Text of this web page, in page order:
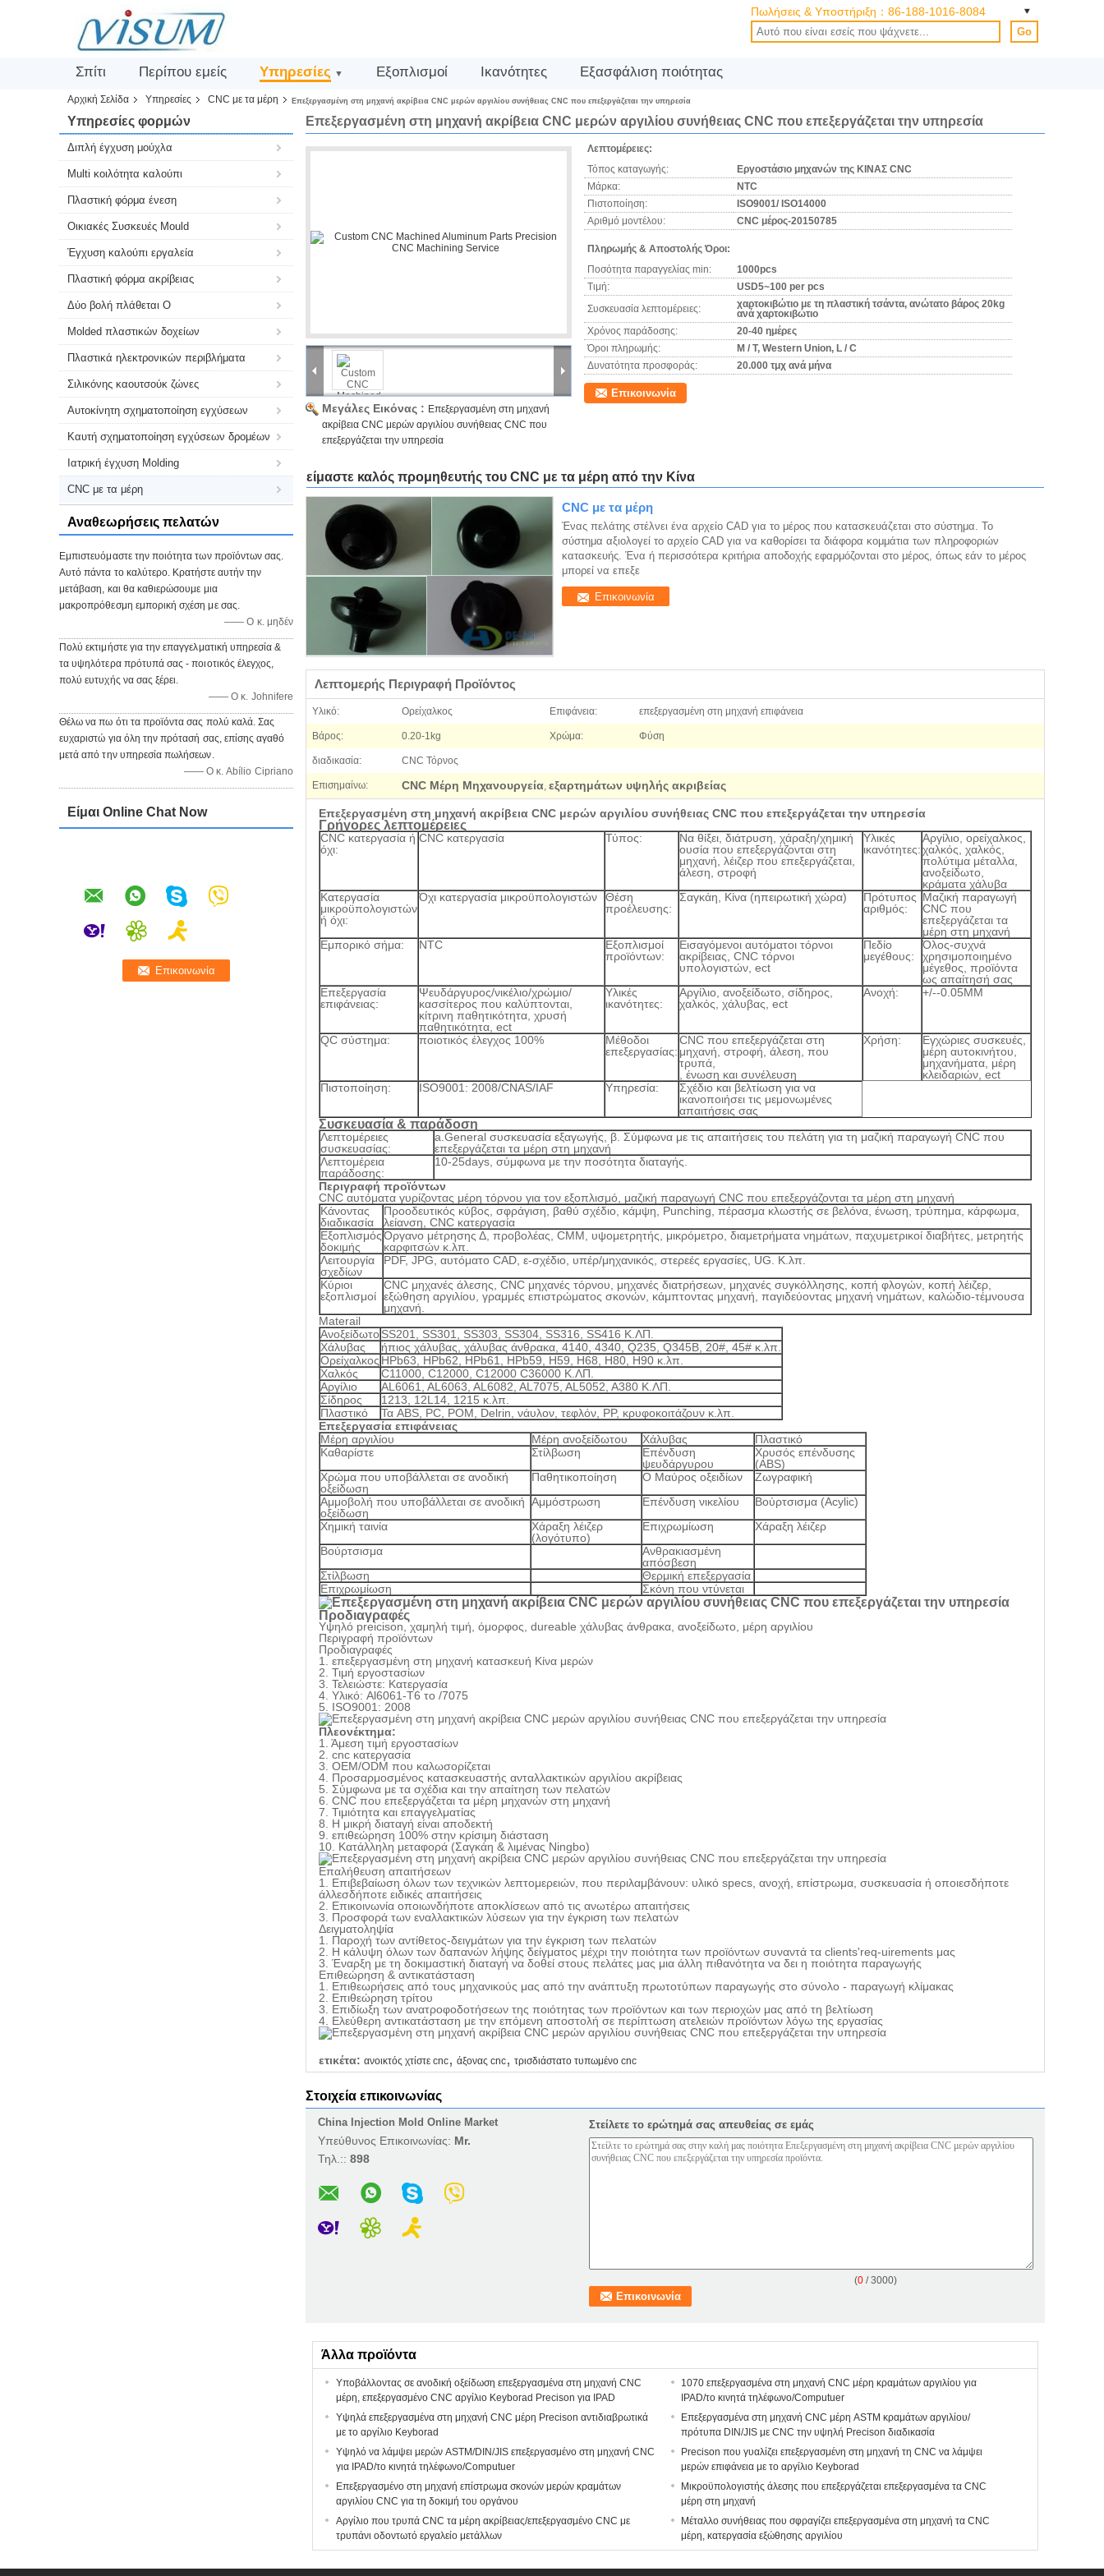
Πωλήσεις & Υποστήριξη： 86-188-1016-8084
Go
Σπίτι Περίπου εμείς Υπηρεσίες ▼ Εξοπλισμοί Ικανότητες Εξασφάλιση ποιότητας
Αρχική Σελίδα Υπηρεσίες CNC με τα μέρη Επεξεργασμένη στη μηχανή ακρίβεια CNC μερών αργιλίου συνήθειας CNC που επεξεργάζεται την υπηρεσία
Υπηρεσίες φορμών
Διπλή έγχυση μούχλα
Multi κοιλότητα καλούπι
Πλαστική φόρμα ένεση
Οικιακές Συσκευές Mould
Έγχυση καλούπι εργαλεία
Πλαστική φόρμα ακρίβειας
Δύο βολή πλάθεται Ο
Molded πλαστικών δοχείων
Πλαστικά ηλεκτρονικών περιβλήματα
Σιλικόνης καουτσούκ ζώνες
Αυτοκίνητη σχηματοποίηση εγχύσεων
Καυτή σχηματοποίηση εγχύσεων δρομέων
Ιατρική έγχυση Molding
CNC με τα μέρη
Αναθεωρήσεις πελατών
Εμπιστευόμαστε την ποιότητα των προϊόντων σας.
Αυτό πάντα το καλύτερο. Κρατήστε αυτήν την
μετάβαση, και θα καθιερώσουμε μια
μακροπρόθεσμη εμπορική σχέση με σας.
—— Ο κ. μηδέν
Πολύ εκτιμήστε για την επαγγελματική υπηρεσία &
τα υψηλότερα πρότυπά σας - ποιοτικός έλεγχος,
πολύ ευτυχής να σας ξέρει.
—— Ο κ. Johnifere
Θέλω να πω ότι τα προϊόντα σας πολύ καλά. Σας
ευχαριστώ για όλη την πρότασή σας, επίσης αγαθό
μετά από την υπηρεσία πωλήσεων.
—— Ο κ. Abílio Cipriano
Είμαι Online Chat Now
Επεξεργασμένη στη μηχανή ακρίβεια CNC μερών αργιλίου συνήθειας CNC που επεξεργάζεται την υπηρεσία
Μεγάλες Εικόνας : Επεξεργασμένη στη μηχανή
ακρίβεια CNC μερών αργιλίου συνήθειας CNC που
επεξεργάζεται την υπηρεσία
Λεπτομέρειες:
Τόπος καταγωγής:
Εργοστάσιο μηχανών της ΚΙΝΑΣ CNC
Μάρκα:
NTC
Πιστοποίηση:
ISO9001/ ISO14000
Αριθμό μοντέλου:
CNC μέρος-20150785
Πληρωμής & Αποστολής Όροι:
Ποσότητα παραγγελίας min:
1000pcs
Τιμή:
USD5~100 per pcs
Συσκευασία λεπτομέρειες:
χαρτοκιβώτιο με τη πλαστική τσάντα, ανώτατο βάρος 20kg
ανά χαρτοκιβώτιο
Χρόνος παράδοσης:
20-40 ημέρες
Όροι πληρωμής:
Μ / Τ, Western Union, L / C
Δυνατότητα προσφοράς:
20.000 τμχ ανά μήνα
Επικοινωνία
είμαστε καλός προμηθευτής του CNC με τα μέρη από την Κίνα
CNC με τα μέρη
Ένας πελάτης στέλνει ένα αρχείο CAD για το μέρος που κατασκευάζεται στο σύστημα. Το
σύστημα αξιολογεί το αρχείο CAD για να καθορίσει τα διάφορα κομμάτια των πληροφοριών
κατασκευής. Ένα ή περισσότερα κριτήρια αποδοχής εφαρμόζονται στο μέρος, όπως εάν το μέρος
μπορεί να επεξε
Επικοινωνία
Λεπτομερής Περιγραφή Προϊόντος
Υλικό: Ορείχαλκος Επιφάνεια: επεξεργασμένη στη μηχανή επιφάνεια
Βάρος: 0.20-1kg Χρώμα: Φύση
διαδικασία: CNC Τόρνος
Επισημαίνω: CNC Μέρη Μηχανουργεία, εξαρτημάτων υψηλής ακριβείας
Επεξεργασμένη στη μηχανή ακρίβεια CNC μερών αργιλίου συνήθειας CNC που επεξεργάζεται την υπηρεσία
Γρήγορες λεπτομέρειες
CNC κατεργασία ή
όχι:
CNC κατεργασία Τύπος:
Να θίξει, διάτρυση, χάραξη/χημική
ουσία που επεξεργάζονται στη
μηχανή, λέιζερ που επεξεργάζεται,
άλεση, στροφή
Υλικές
ικανότητες:
Αργίλιο, ορείχαλκος,
χαλκός, χαλκός,
πολύτιμα μέταλλα,
ανοξείδωτο,
κράματα χάλυβα
Κατεργασία
μικροϋπολογιστών
ή όχι:
Όχι κατεργασία μικροϋπολογιστών
Θέση
προέλευσης:
Σαγκάη, Κίνα (ηπειρωτική χώρα)
Πρότυπος
αριθμός:
Μαζική παραγωγή
CNC που
επεξεργάζεται τα
μέρη στη μηχανή
Εμπορικό σήμα:
NTC
Εξοπλισμοί
προϊόντων:
Εισαγόμενοι αυτόματοι τόρνοι
ακρίβειας, CNC τόρνοι
υπολογιστών, ect
Πεδίο
μεγέθους:
Όλος-συχνά
χρησιμοποιημένο
μέγεθος, προϊόντα
ως απαίτησή σας
Επεξεργασία
επιφάνειας:
Ψευδάργυρος/νικέλιο/χρώμιο/
κασσίτερος που καλύπτονται,
κίτρινη παθητικότητα, χρυσή
παθητικότητα, ect
Υλικές
ικανότητες:
Αργίλιο, ανοξείδωτο, σίδηρος,
χαλκός, χάλυβας, ect
Ανοχή: +/--0.05MM
QC σύστημα: ποιοτικός έλεγχος 100%
Μέθοδοι
επεξεργασίας:
CNC που επεξεργάζεται στη
μηχανή, στροφή, άλεση, που
τρυπά,
, ένωση και συνέλευση
Χρήση:
Εγχώριες συσκευές,
μέρη αυτοκινήτου,
μηχανήματα, μέρη
κλειδαριών, ect
Πιστοποίηση:
ISO9001: 2008/CNAS/IAF Υπηρεσία:
Σχέδιο και βελτίωση για να
ικανοποιήσει τις μεμονωμένες
απαιτήσεις σας
Συσκευασία & παράδοση
Λεπτομέρειες
συσκευασίας:
a.General συσκευασία εξαγωγής, β. Σύμφωνα με τις απαιτήσεις του πελάτη για τη μαζική παραγωγή CNC που
επεξεργάζεται τα μέρη στη μηχανή
Λεπτομέρεια
παράδοσης:
10-25days, σύμφωνα με την ποσότητα διαταγής.
Περιγραφή προϊόντων
CNC αυτόματα γυρίζοντας μέρη τόρνου για τον εξοπλισμό, μαζική παραγωγή CNC που επεξεργάζονται τα μέρη στη μηχανή
Κάνοντας
διαδικασία
Προοδευτικός κύβος, σφράγιση, βαθύ σχέδιο, κάμψη, Punching, πέρασμα κλωστής σε βελόνα, ένωση, τρύπημα, κάρφωμα,
λείανση, CNC κατεργασία
Εξοπλισμός
δοκιμής
Όργανο μέτρησης Δ, προβολέας, CMM, υψομετρητής, μικρόμετρο, διαμετρήματα νημάτων, παχυμετρικοί διαβήτες, μετρητής
καρφιτσών κ.λπ.
Λειτουργία
σχεδίων
PDF, JPG, αυτόματο CAD, ε-σχέδιο, υπέρ/μηχανικός, στερεές εργασίες, UG. Κ.λπ.
Κύριοι
εξοπλισμοί
CNC μηχανές άλεσης, CNC μηχανές τόρνου, μηχανές διατρήσεων, μηχανές συγκόλλησης, κοπή φλογών, κοπή λέιζερ,
εξώθηση αργιλίου, γραμμές επιστρώματος σκονών, κάμπτοντας μηχανή, παγιδεύοντας μηχανή νημάτων, καλώδιο-τέμνουσα
μηχανή.
Materail
ΑνοξείδωτοSS201, SS301, SS303, SS304, SS316, SS416 Κ.ΛΠ.
Χάλυβας
ήπιος χάλυβας, χάλυβας άνθρακα, 4140, 4340, Q235, Q345B, 20#, 45# κ.λπ.
Ορείχαλκος HPb63, HPb62, HPb61, HPb59, H59, H68, H80, H90 κ.λπ.
Χαλκός
C11000, C12000, C12000 C36000 Κ.ΛΠ.
Αργίλιο
AL6061, AL6063, AL6082, AL7075, AL5052, A380 Κ.ΛΠ.
Σίδηρος
1213, 12L14, 1215 κ.λπ.
Πλαστικό
Τα ABS, PC, POM, Delrin, νάυλον, τεφλόν, PP, κρυφοκοιτάζουν κ.λπ.
Επεξεργασία επιφάνειας
Μέρη αργιλίου
Μέρη ανοξείδωτου Χάλυβας
Πλαστικό
Καθαρίστε
Στίλβωση
Επένδυση
ψευδάργυρου
Χρυσός επένδυσης
(ABS)
Χρώμα που υποβάλλεται σε ανοδική
οξείδωση
Παθητικοποίηση Ο Μαύρος οξειδίων
Ζωγραφική
Αμμοβολή που υποβάλλεται σε ανοδική
οξείδωση
Αμμόστρωση Επένδυση νικελίου
Βούρτσισμα (Acylic)
Χημική ταινία
Χάραξη λέιζερ
(λογότυπο)
Επιχρωμίωση
Χάραξη λέιζερ
Βούρτσισμα
Ανθρακιασμένη
απόσβεση
Στίλβωση
Θερμική επεξεργασία
Επιχρωμίωση
Σκόνη που ντύνεται
Προδιαγραφές
Υψηλό preicison, χαμηλή τιμή, όμορφος, dureable χάλυβας άνθρακα, ανοξείδωτο, μέρη αργιλίου
Περιγραφή προϊόντων
Προδιαγραφές
1. επεξεργασμένη στη μηχανή κατασκευή Κίνα μερών
2. Τιμή εργοστασίων
3. Τελειώστε: Κατεργασία
4. Υλικό: Al6061-T6 το /7075
5. ISO9001: 2008
Πλεονέκτημα:
1. Άμεση τιμή εργοστασίων
2. cnc κατεργασία
3. OEM/ODM που καλωσορίζεται
4. Προσαρμοσμένος κατασκευαστής ανταλλακτικών αργιλίου ακρίβειας
5. Σύμφωνα με τα σχέδια και την απαίτηση των πελατών
6. CNC που επεξεργάζεται τα μέρη μηχανών στη μηχανή
7. Τιμιότητα και επαγγελματίας
8. Η μικρή διαταγή είναι αποδεκτή
9. επιθεώρηση 100% στην κρίσιμη διάσταση
10. Κατάλληλη μεταφορά (Σαγκάη & λιμένας Ningbo)
Επαλήθευση απαιτήσεων
1. Επιβεβαίωση όλων των τεχνικών λεπτομερειών, που περιλαμβάνουν: υλικό specs, ανοχή, επίστρωμα, συσκευασία ή οποιεσδήποτε
άλλεσδήποτε ειδικές απαιτήσεις
2. Επικοινωνία οποιωνδήποτε αποκλίσεων από τις ανωτέρω απαιτήσεις
3. Προσφορά των εναλλακτικών λύσεων για την έγκριση των πελατών
Δειγματοληψία
1. Παροχή των αντίθετος-δειγμάτων για την έγκριση των πελατών
2. Η κάλυψη όλων των δαπανών λήψης δείγματος μέχρι την ποιότητα των προϊόντων συναντά τα clients'req-uirements μας
3. Έναρξη με τη δοκιμαστική διαταγή να δοθεί στους πελάτες μας μια άλλη πιθανότητα να δει η ποιότητα παραγωγής
Επιθεώρηση & αντικατάσταση
1. Επιθεωρήσεις από τους μηχανικούς μας από την ανάπτυξη πρωτοτύπων παραγωγής στο σύνολο - παραγωγή κλίμακας
2. Επιθεώρηση τρίτου
3. Επιδίωξη των ανατροφοδοτήσεων της ποιότητας των προϊόντων και των περιοχών μας από τη βελτίωση
4. Ελεύθερη αντικατάσταση με την επόμενη αποστολή σε περίπτωση ατελειών προϊόντων λόγω της εργασίας
ετικέτα: ανοικτός χτίστε cnc, άξονας cnc, τρισδιάστατο τυπωμένο cnc
Στοιχεία επικοινωνίας
China Injection Mold Online Market
Υπεύθυνος Επικοινωνίας: Mr.
Τηλ.:: 898
Στείλετε το ερώτημά σας απευθείας σε εμάς
(0 / 3000)
Άλλα προϊόντα
Υποβάλλοντας σε ανοδική οξείδωση επεξεργασμένα στη μηχανή CNC
μέρη, επεξεργασμένο CNC αργίλιο Keyborad Precison για IPAD
1070 επεξεργασμένα στη μηχανή CNC μέρη κραμάτων αργιλίου για
IPAD/το κινητά τηλέφωνο/Computuer
Υψηλά επεξεργασμένα στη μηχανή CNC μέρη Precison αντιδιαβρωτικά
με το αργίλιο Keyborad
Επεξεργασμένα στη μηχανή CNC μέρη ASTM κραμάτων αργιλίου/
πρότυπα DIN/JIS με CNC την υψηλή Precison διαδικασία
Υψηλό να λάμψει μερών ASTM/DIN/JIS επεξεργασμένο στη μηχανή CNC
για IPAD/το κινητά τηλέφωνο/Computuer
Precison που γυαλίζει επεξεργασμένη στη μηχανή τη CNC να λάμψει
μερών επιφάνεια με το αργίλιο Keyborad
Επεξεργασμένο στη μηχανή επίστρωμα σκονών μερών κραμάτων
αργιλίου CNC για τη δοκιμή του οργάνου
Μικροϋπολογιστής άλεσης που επεξεργάζεται επεξεργασμένα τα CNC
μέρη στη μηχανή
Αργίλιο που τρυπά CNC τα μέρη ακρίβειας/επεξεργασμένο CNC με
τρυπάνι οδοντωτό εργαλείο μετάλλων
Μέταλλο συνήθειας που σφραγίζει επεξεργασμένα στη μηχανή τα CNC
μέρη, κατεργασία εξώθησης αργιλίου